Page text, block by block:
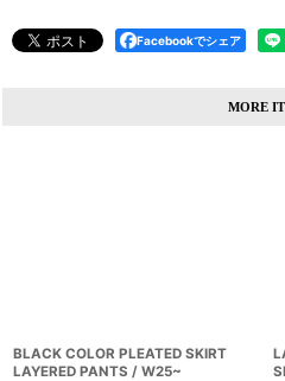
Facebookでシェア
MORE
BLACK COLOR PLEATED SKIRT
LAYERED PANTS / W25~